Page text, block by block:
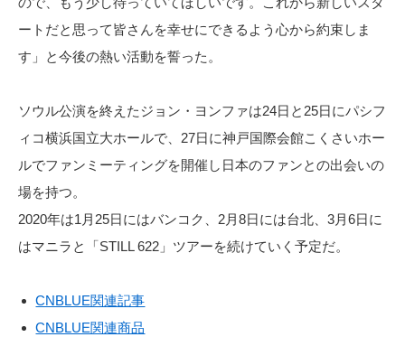
ートだと思って皆さんを幸せにできるよう心から約束しま
す」と今後の熱い活動を誓った。
ソウル公演を終えたジョン・ヨンファは24日と25日にパシフ
ィコ横浜国立大ホールで、27日に神戸国際会館こくさいホー
ルでファンミーティングを開催し日本のファンとの出会いの
場を持つ。
2020年は1月25日にはバンコク、2月8日には台北、3月6日に
はマニラと「STILL 622」ツアーを続けていく予定だ。
CNBLUE関連記事
CNBLUE関連商品